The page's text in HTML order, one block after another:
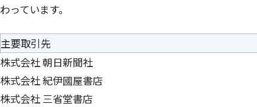
わっています。
主要取引先
株式会社 朝日新聞社
株式会社 紀伊國屋書店
株式会社 三省堂書店